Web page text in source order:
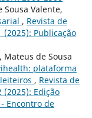
Sousa Valente,
, Revista de
(2025): Publicação
Mateus de Sousa
plataforma
, Revista de
(2025): Edição
Encontro de